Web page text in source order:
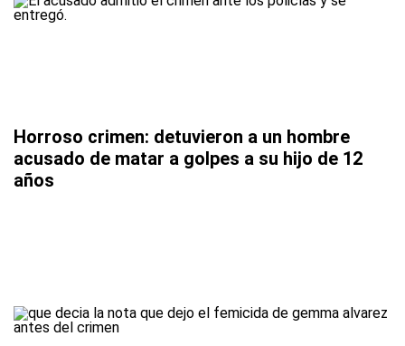
Horroso crimen: detuvieron a un hombre
acusado de matar a golpes a su hijo de 12
años